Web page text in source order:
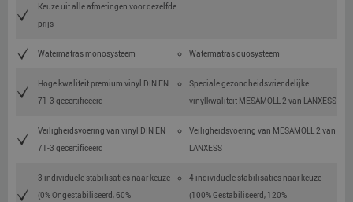
Keuze uit alle afmetingen voor dezelfde
prijs
Watermatras monosysteem Watermatras duosysteem
Hoge kwaliteit premium vinyl DIN EN
71-3 gecertificeerd
Speciale gezondheidsvriendelijke
vinylkwaliteit MESAMOLL 2 van LANXESS
Veiligheidsvoering van vinyl DIN EN
71-3 gecertificeerd
Veiligheidsvoering van MESAMOLL 2 van
LANXESS
3 individuele stabilisaties naar keuze
(0% Ongestabiliseerd, 60%
4 individuele stabilisaties naar keuze
(100% Gestabiliseerd, 120%